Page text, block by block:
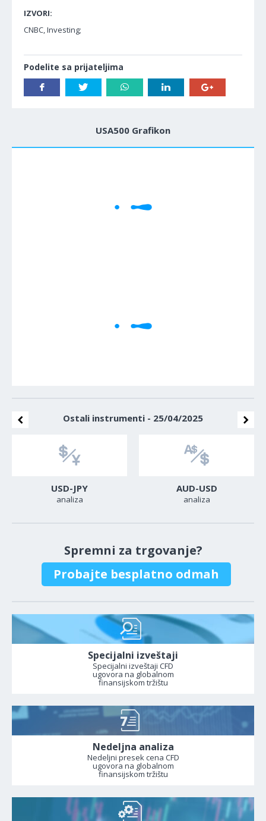
IZVORI:
CNBC, Investing;
Podelite sa prijateljima
USA500 Grafikon
Ostali instrumenti - 25/04/2025
USD-JPY
analiza
AUD-USD
analiza
Spremni za trgovanje?
Probajte besplatno odmah
Specijalni izveštaji
Specijalni izveštaji CFD
ugovora na globalnom
finansijskom tržištu
Nedeljna analiza
Nedeljni presek cena CFD
ugovora na globalnom
finansijskom tržištu